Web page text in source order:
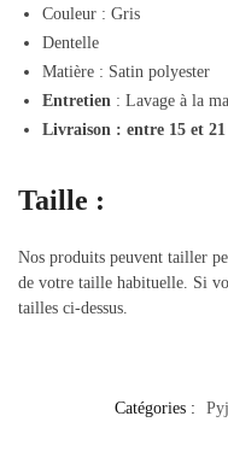
Couleur : Gris
Dentelle
Matière : Satin polyester
Entretien : Lavage à la
Livraison : entre 15 et
Taille :
Nos produits peuvent tailler
de votre taille habituelle. Si
tailles ci-dessus.
Catégories :